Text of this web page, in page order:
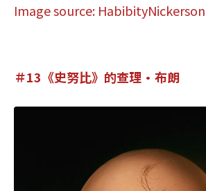
Image source: HabibityNickerson
＃13《史努比》的查理•布朗